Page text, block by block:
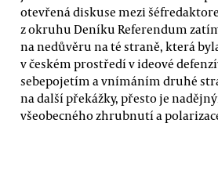
otevřená diskuse mezi
z okruhu Deníku Referendum
na nedůvěru na té straně, která
v českém prostředí v ideové
sebepojetím a vnímáním druhé
na další překážky, přesto je
všeobecného zhrubnutí a